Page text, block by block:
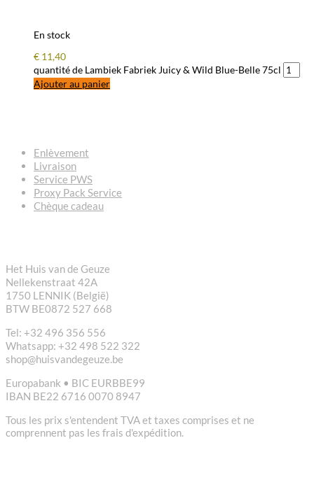
En stock
€ 11,40
quantité de Lambiek Fabriek Juicy & Wild Blue-Belle 75cl
Ajouter au panier
Enlèvement
Livraison
Service PWS
Proxy Pack Service
Chèque cadeau
Het Huis van de Geuze
Nellekenstraat 42A
1750 LENNIK (België)
BTW BE0872 527 668
Tel: +32 496 356 556
Whatsapp: +32 498 522 322
shop@huisvandegeuze.be
Europabank • BIC EURBBE99
IBAN BE22 6716 0070 8947
Tous les prix s'entendent TVA et taxes comprises et ne
comprennent pas les frais d'expédition.